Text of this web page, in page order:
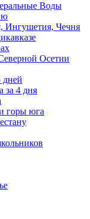
Воды
Ингушетия, Чечня
Осетии
дней
за 4 дня
горы юга